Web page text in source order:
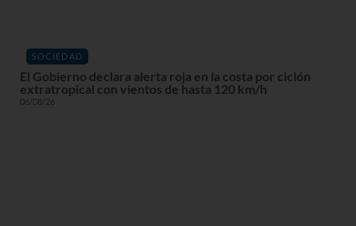
SOCIEDAD
El Gobierno declara alerta roja en la costa por ciclón
extratropical con vientos de hasta 120 km/h
06/08/26